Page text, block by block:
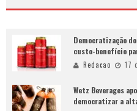
Democratização
custo-benefício
Redacao 17
Wetz Beverages
democratizar a